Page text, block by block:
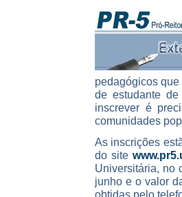
pedagógicos
de estudante
inscrever é
comunidades
As inscrições
do site
Universitária, no
junho e o valor
obtidas pelo